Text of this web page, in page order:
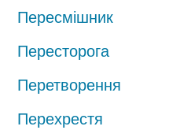
Пересмішник
Пересторога
Перетворення
Перехрестя